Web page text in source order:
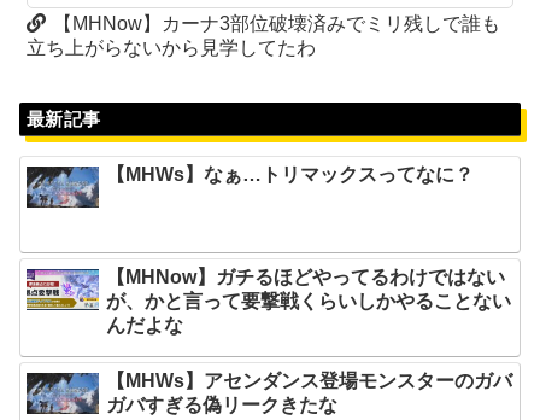
【MHNow】カーナ3部位破壊済みでミリ残しで誰も
立ち上がらないから見学してたわ
最新記事
【MHWs】なぁ…トリマックスってなに？
【MHNow】ガチるほどやってるわけではない
が、かと言って要撃戦くらいしかやることない
んだよな
【MHWs】アセンダンス登場モンスターのガバ
ガバすぎる偽リークきたな